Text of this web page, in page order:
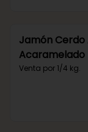
Jamón
Acaramelado
(Sku 180)
Venta por 1/4 kg.